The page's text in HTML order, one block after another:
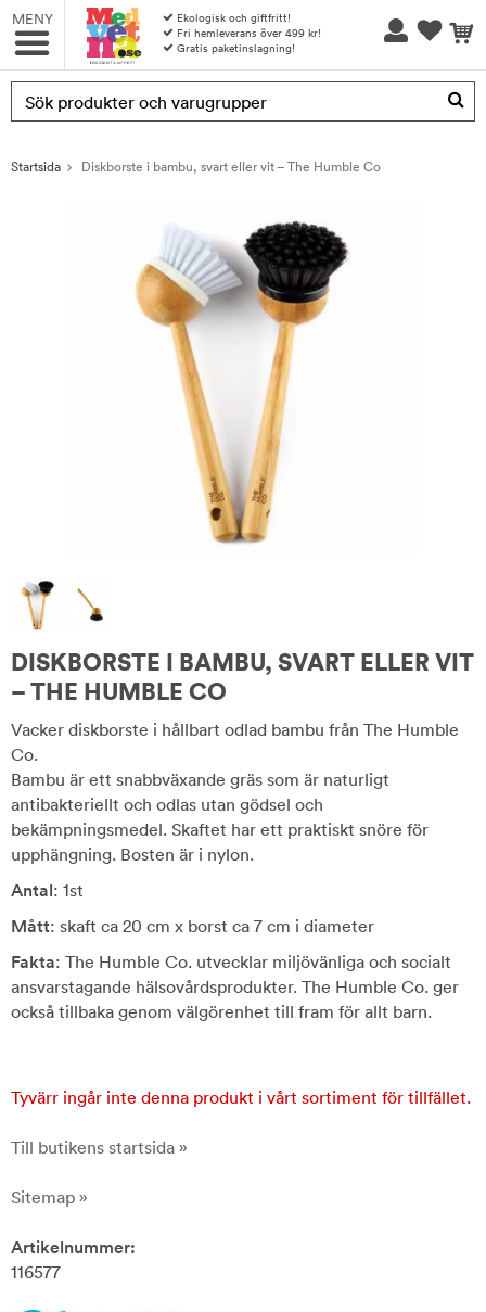
MENY
Ekologisk och giftfritt!
Fri hemleverans över 499 kr!
Gratis paketinslagning!
Produkten har blivit tillagd i varukorgen
Startsida Diskborste i bambu, svart eller vit – The Humble Co
DISKBORSTE I BAMBU, SVART ELLER VIT
– THE HUMBLE CO
Vacker diskborste i hållbart odlad bambu från The Humble
Co.
Bambu är ett snabbväxande gräs som är naturligt
antibakteriellt och odlas utan gödsel och
bekämpningsmedel. Skaftet har ett praktiskt snöre för
upphängning. Bosten är i nylon.
Antal: 1st
Mått: skaft ca 20 cm x borst ca 7 cm i diameter
Fakta: The Humble Co. utvecklar miljövänliga och socialt
ansvarstagande hälsovårdsprodukter. The Humble Co. ger
också tillbaka genom välgörenhet till fram för allt barn.
Tyvärr ingår inte denna produkt i vårt sortiment för tillfället.
Till butikens startsida »
Sitemap »
Artikelnummer:
116577